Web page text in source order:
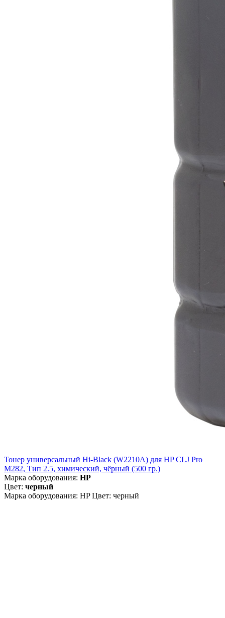
Тонер универсальный Hi-Black (W2210A) для HP CLJ Pro
M282, Тип 2.5, химический, чёрный (500 гр.)
Марка оборудования: HP
Цвет: черный
Марка оборудования: HP Цвет: черный